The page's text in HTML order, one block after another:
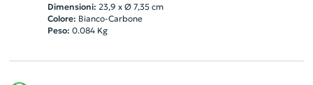
Dimensioni: 23,9 x Ø 7,35 cm
Colore: Bianco-Carbone
Peso: 0.084Kg